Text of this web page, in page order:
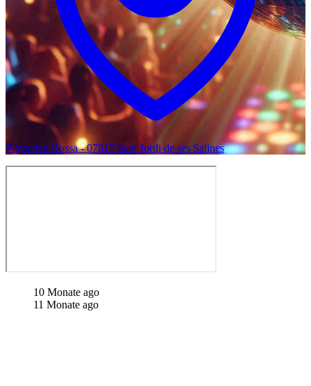
Playa den Bossa - 07817 Sant Jordi de ses Salines
10 Monate ago
11 Monate ago